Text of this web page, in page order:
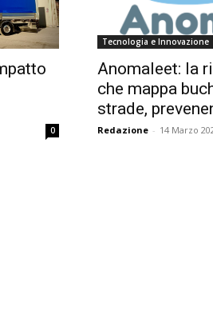
0
Tecnologia e Innovazione
Anomaleet: la
che mappa
strade,
Redazione - 14 Marzo